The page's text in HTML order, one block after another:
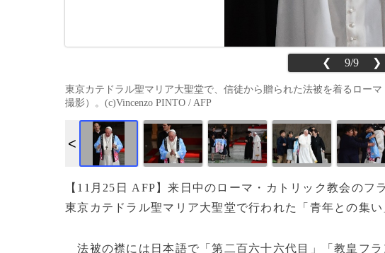
❮ 9/9 ❯
東京カテドラル聖マリア大聖堂で、信徒から贈られた法被を着るロー
撮影）。(c)Vincenzo PINTO / AFP
【11月25日 AFP】来日中のローマ・カトリック教会のフ
東京カテドラル聖マリア大聖堂で行われた「青年との集
法被の襟には日本語で「第二百六十六代目」「教皇フ